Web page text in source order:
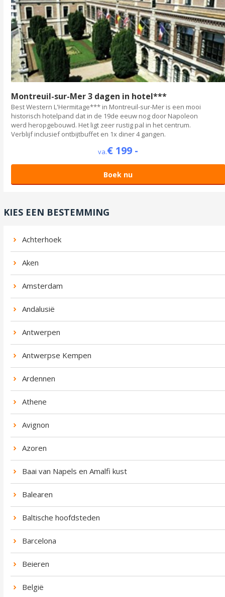
Montreuil-sur-Mer 3 dagen in hotel***
Best Western L'Hermitage*** in Montreuil-sur-Mer is een mooi
historisch hotelpand dat in de 19de eeuw nog door Napoleon
werd heropgebouwd. Het ligt zeer rustig pal in het centrum.
Verblijf inclusief ontbijtbuffet en 1x diner 4 gangen.
va.€ 199 -
Boek nu
KIES EEN BESTEMMING
Achterhoek
Aken
Amsterdam
Andalusië
Antwerpen
Antwerpse Kempen
Ardennen
Athene
Avignon
Azoren
Baai van Napels en Amalfi kust
Balearen
Baltische hoofdsteden
Barcelona
Beieren
België